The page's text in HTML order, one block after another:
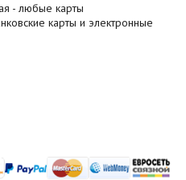
- любые карты
карты и электронные